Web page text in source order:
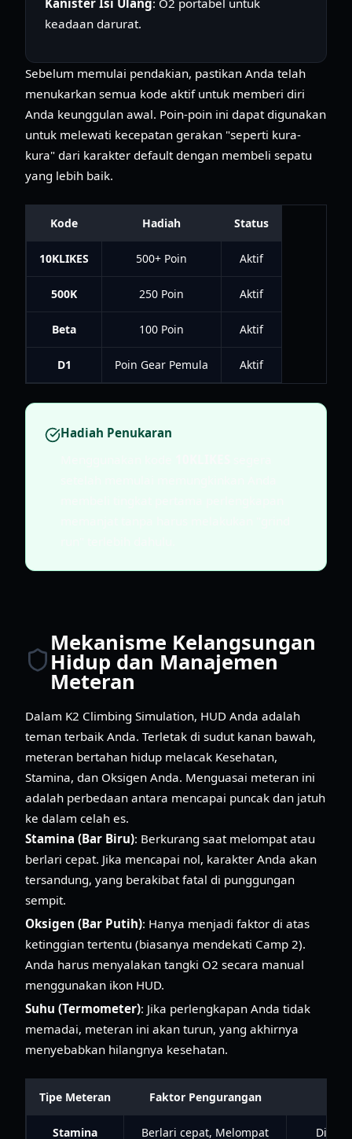
keadaan darurat.
Sebelum memulai pendakian, pastikan Anda telah
menukarkan semua kode aktif untuk memberi diri
Anda keunggulan awal. Poin-poin ini dapat digunakan
untuk melewati kecepatan gerakan "seperti kura-
kura" dari karakter default dengan membeli sepatu
yang lebih baik.
Kode Hadiah Status
10KLIKES 500+ Poin Aktif
500K 250 Poin Aktif
Beta 100 Poin Aktif
D1 Poin Gear Pemula Aktif
Hadiah Penukaran
Mekanisme Kelangsungan
Hidup dan Manajemen
Meteran
Dalam K2 Climbing Simulation, HUD Anda adalah
teman terbaik Anda. Terletak di sudut kanan bawah,
meteran bertahan hidup melacak Kesehatan,
Stamina, dan Oksigen Anda. Menguasai meteran ini
adalah perbedaan antara mencapai puncak dan jatuh
ke dalam celah es.
Stamina (Bar Biru): Berkurang saat melompat atau
berlari cepat. Jika mencapai nol, karakter Anda akan
tersandung, yang berakibat fatal di punggungan
sempit.
Oksigen (Bar Putih): Hanya menjadi faktor di atas
ketinggian tertentu (biasanya mendekati Camp 2).
Anda harus menyalakan tangki O2 secara manual
menggunakan ikon HUD.
Suhu (Termometer): Jika perlengkapan Anda tidak
memadai, meteran ini akan turun, yang akhirnya
menyebabkan hilangnya kesehatan.
Tipe Meteran Faktor Pengurangan
Stamina Berlari cepat, Melompat Diam